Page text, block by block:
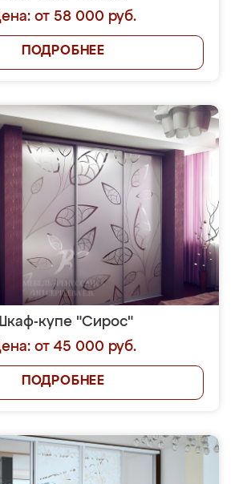
от 58 000 руб.
ПОДРОБНЕЕ
купе "Сирос"
от 45 000 руб.
ПОДРОБНЕЕ